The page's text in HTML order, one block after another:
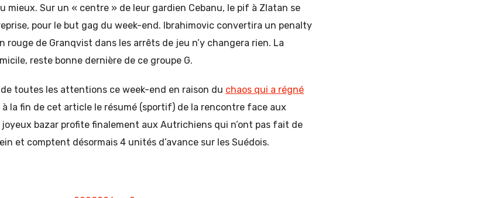
mieux. Sur un « centre » de leur gardien Cebanu, le pif à Zlatan se
pour le but gag du week-end. Ibrahimovic convertira un penalty
rouge de Granqvist dans les arrêts de jeu n’y changera rien. La
reste bonne dernière de ce groupe G.
toutes les attentions ce week-end en raison du chaos qui a régné
à la fin de cet article le résumé (sportif) de la rencontre face aux
joyeux bazar profite finalement aux Autrichiens qui n’ont pas fait de
et comptent désormais 4 unités d’avance sur les Suédois.